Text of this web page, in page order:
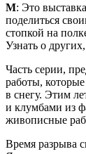
М: Это
поделиться
стопкой на
Узнать о
Часть серии,
работы,
в снегу. Этим
и клумбами из
живописные
Время разрыва